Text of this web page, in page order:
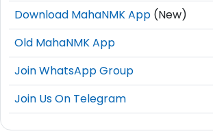
Download MahaNMK App (New)
Old MahaNMK App
Join WhatsApp Group
Join Us On Telegram